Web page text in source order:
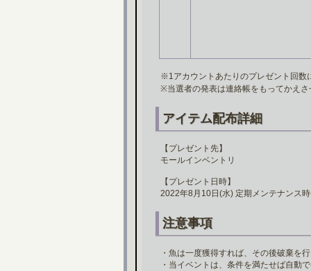
※1アカウントあたりのプレゼント回数
※当選者の発表は連絡帳をもってかえ
アイテム配布詳細
【プレゼント先】
モールインベントリ
【プレゼント日時】
2022年8月10日(水) 定期メンテナンス
注意事項
・魚は一度獲得すれば、その後破棄を
・当イベントは、条件を満たせば自動